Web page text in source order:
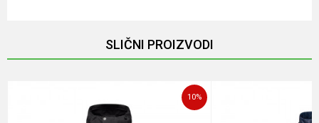
SLIČNI PROIZVODI
10%